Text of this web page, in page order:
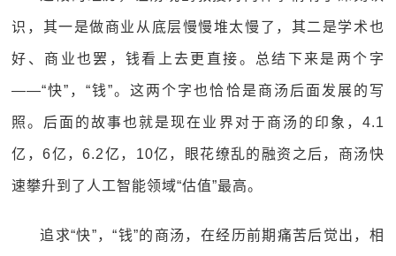
识，其一是做商业从底层慢慢堆太慢了，其二是学术也
好、商业也罢，钱看上去更直接。总结下来是两个字
——“快”，“钱”。这两个字也恰恰是商汤后面发展的写
照。后面的故事也就是现在业界对于商汤的印象，4.1
亿，6亿，6.2亿，10亿，眼花缭乱的融资之后，商汤快
速攀升到了人工智能领域“估值”最高。
追求“快”，“钱”的商汤，在经历前期痛苦后觉出，相